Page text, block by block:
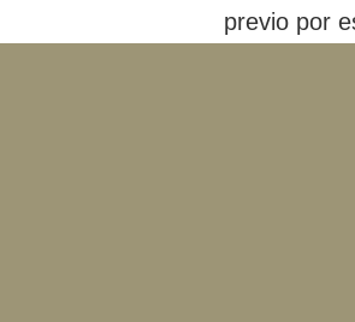
previo por